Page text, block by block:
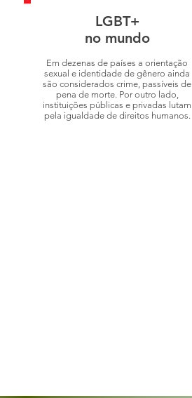
LGBT+
no mundo
Em dezenas de países a orientação
sexual e identidade de gênero ainda
são considerados crime, passíveis de
pena de morte. Por outro lado,
instituições públicas e privadas lutam
pela igualdade de direitos humanos.